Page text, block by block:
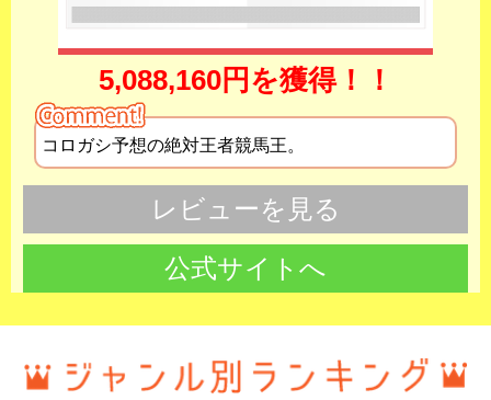
5,088,160円を獲得！！
コロガシ予想の絶対王者競馬王。
レビューを見る
公式サイトへ